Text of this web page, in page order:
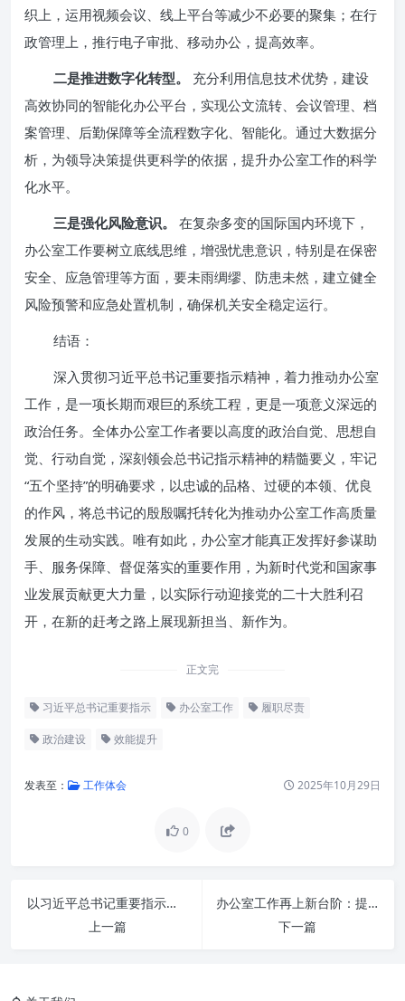
织上，运用视频会议、线上平台等减少不必要的聚集；在行
政管理上，推行电子审批、移动办公，提高效率。
二是推进数字化转型。
充分利用信息技术优势，建设
高效协同的智能化办公平台，实现公文流转、会议管理、档
案管理、后勤保障等全流程数字化、智能化。通过大数据分
析，为领导决策提供更科学的依据，提升办公室工作的科学
化水平。
三是强化风险意识。
在复杂多变的国际国内环境下，
办公室工作要树立底线思维，增强忧患意识，特别是在保密
安全、应急管理等方面，要未雨绸缪、防患未然，建立健全
风险预警和应急处置机制，确保机关安全稳定运行。
结语：
深入贯彻习近平总书记重要指示精神，着力推动办公室
工作，是一项长期而艰巨的系统工程，更是一项意义深远的
政治任务。全体办公室工作者要以高度的政治自觉、思想自
觉、行动自觉，深刻领会总书记指示精神的精髓要义，牢记
“五个坚持”的明确要求，以忠诚的品格、过硬的本领、优良
的作风，将总书记的殷殷嘱托转化为推动办公室工作高质量
发展的生动实践。唯有如此，办公室才能真正发挥好参谋助
手、服务保障、督促落实的重要作用，为新时代党和国家事
业发展贡献更大力量，以实际行动迎接党的二十大胜利召
开，在新的赶考之路上展现新担当、新作为。
正文完
习近平总书记重要指示 办公室工作 履职尽责
政治建设 效能提升
发表至： 工作体会 2025年10月29日
0
以习近平总书记重要指示精神为指引，着力推动办公室工作高质量发展
上一篇
办公室工作再上新台阶：提升站位，提高水平，迈向卓越新境界
下一篇
深刻领会指示精神的重大意义与
核心要义